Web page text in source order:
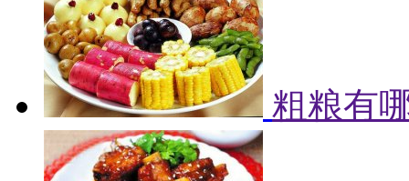
粗粮有